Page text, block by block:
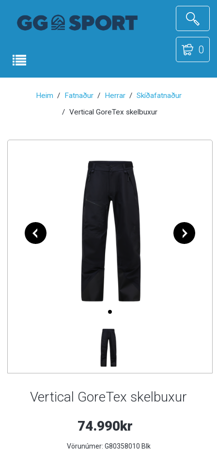
0
Heim Fatnaður Herrar
Skíðafatnaður
Vertical GoreTex skelbuxur
Vertical GoreTex skelbuxur
74.990kr
Vörunúmer: G80358010 Blk